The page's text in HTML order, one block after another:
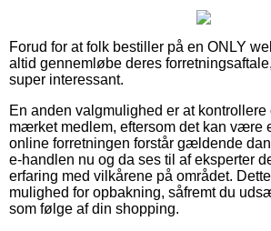
Forud for at folk bestiller på en ONLY
altid gennemløbe deres
super interessant.
En anden valgmulighed er at
mærket medlem, eftersom det kan være
online forretningen forstår gældende
e-handlen nu og da ses til af eksperter
erfaring med vilkårene på området.
mulighed for opbakning, såfremt du
som følge af din shopping.